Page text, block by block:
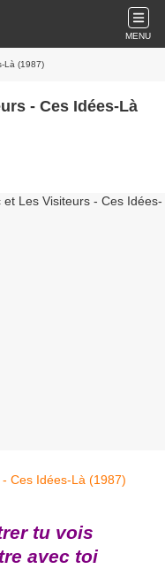
MENU
Là (1987)
- Ces Idées-Là
tu vois
avec toi